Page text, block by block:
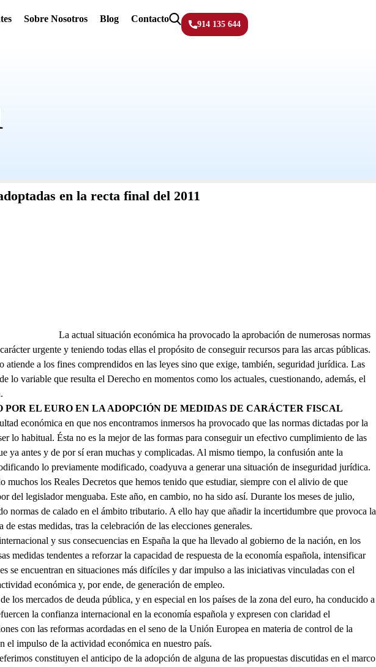
Sobre Nosotros Blog Contacto
914 135 644
en la recta final del 2011
La actual situación económica ha provocado la aprobación de numerosas normas
urgente y teniendo todas ellas el propósito de conseguir recursos para las arcas públicas.
atiende a los fines comprendidos en las leyes sino que exige, también, seguridad jurídica. Las
lo variable que resulta el Derecho en momentos como los actuales, cuestionando, además, el
POR EL EURO EN LA ADOPCIÓN DE MEDIDAS DE CARÁCTER FISCAL
económica en que nos encontramos inmersos ha provocado que las normas dictadas por la
lo habitual. Ésta no es la mejor de las formas para conseguir un efectivo cumplimiento de las
ya antes y de por sí eran muchas y complicadas. Al mismo tiempo, la confusión ante la
lo previamente modificado, coadyuva a generar una situación de inseguridad jurídica.
muchos los Reales Decretos que hemos tenido que estudiar, siempre con el alivio de que
del legislador menguaba. Este año, en cambio, no ha sido así. Durante los meses de julio,
normas de calado en el ámbito tributario. A ello hay que añadir la incertidumbre que provoca la
estas medidas, tras la celebración de las elecciones generales.
y sus consecuencias en España la que ha llevado al gobierno de la nación, en los
medidas tendentes a reforzar la capacidad de respuesta de la economía española, intensificar
se encuentran en situaciones más difíciles y dar impulso a las iniciativas vinculadas con el
económica y, por ende, de generación de empleo.
los mercados de deuda pública, y en especial en los países de la zona del euro, ha conducido a
la confianza internacional en la economía española y expresen con claridad el
con las reformas acordadas en el seno de la Unión Europea en materia de control de la
el impulso de la actividad económica en nuestro país.
constituyen el anticipo de la adopción de alguna de las propuestas discutidas en el marco